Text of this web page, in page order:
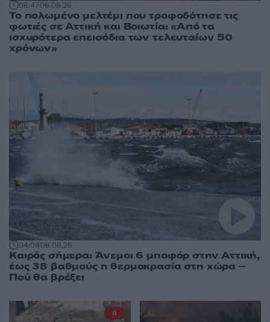
06:4706.08.26
Το πολωμένο μελτέμι που τροφοδότησε τις
φωτιές σε Αττική και Βοιωτία: «Από τα
ισχυρότερα επεισόδια των τελευταίων 50
χρόνων»
04:0406.08.26
Καιρός σήμερα: Άνεμοι 6 μποφόρ στην Αττική,
έως 38 βαθμούς η θερμοκρασία στη χώρα –
Πού θα βρέξει
8